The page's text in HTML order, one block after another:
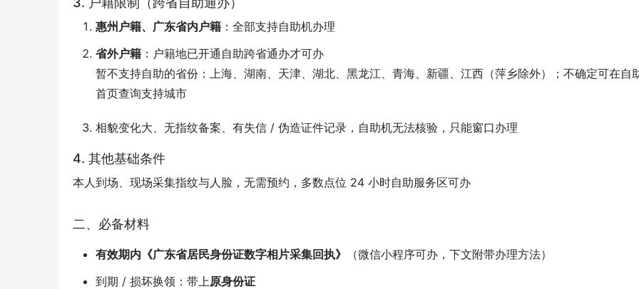
惠州户籍、广东省内户籍 ：全部支持自助机办理
省外户籍 ：户籍地已开通自助跨省通办才可办
暂不支持自助的省份：上海、湖南、天津、湖北、黑龙江、青海、新疆、江西（萍乡除外）；不确定可在自
首页查询支持城市
相貌变化大、无指纹备案、有失信 / 伪造证件记录，自助机无法核验，只能窗口办理
4. 其他基础条件
本人到场、现场采集指纹与人脸，无需预约，多数点位 24 小时自助服务区可办
二、必备材料
有效期内《广东省居民身份证数字相片采集回执》
（微信小程序可办，下文附带办理方法）
到期 / 损坏换领：带上原身份证